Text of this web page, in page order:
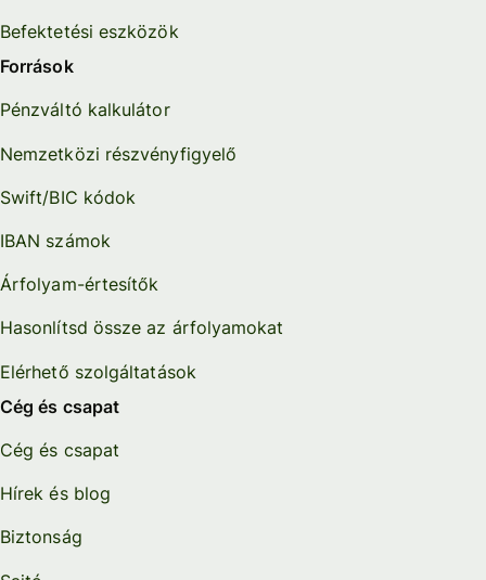
Befektetési eszközök
Források
Pénzváltó kalkulátor
Nemzetközi részvényfigyelő
Swift/BIC kódok
IBAN számok
Árfolyam-értesítők
Hasonlítsd össze az árfolyamokat
Elérhető szolgáltatások
Cég és csapat
Cég és csapat
Hírek és blog
Biztonság